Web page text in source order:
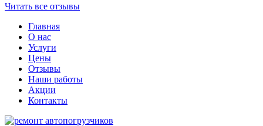
Читать все отзывы
Главная
О нас
Услуги
Цены
Отзывы
Наши работы
Акции
Контакты